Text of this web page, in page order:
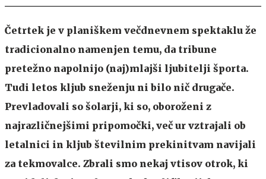
Četrtek je v planiškem večdnevnem spektaklu že
tradicionalno namenjen temu, da tribune
pretežno napolnijo (naj)mlajši ljubitelji športa.
Tudi letos kljub sneženju ni bilo nič drugače.
Prevladovali so šolarji, ki so, oboroženi z
najrazličnejšimi pripomočki, več ur vztrajali ob
letalnici in kljub številnim prekinitvam navijali
za tekmovalce. Zbrali smo nekaj vtisov otrok, ki